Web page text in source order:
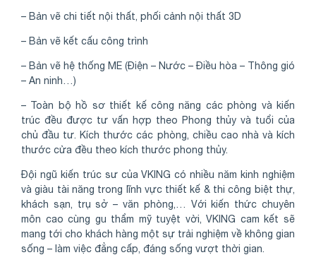
– Bản vẽ chi tiết nội thất, phối cảnh nội thất 3D
– Bản vẽ kết cấu công trình
– Bản vẽ hệ thống ME (Điện – Nước – Điều hòa – Thông gió
– An ninh…)
– Toàn bộ hồ sơ thiết kế công năng các phòng và kiến
trúc đều được tư vấn hợp theo Phong thủy và tuổi của
chủ đầu tư. Kích thước các phòng, chiều cao nhà và kích
thước cửa đều theo kích thước phong thủy.
Đội ngũ kiến trúc sư của VKING có nhiều năm kinh nghiệm
và giàu tài năng trong lĩnh vực thiết kế & thi công biệt thự,
khách sạn, trụ sở – văn phòng,… Với kiến thức chuyên
môn cao cùng gu thẩm mỹ tuyệt vời, VKING cam kết sẽ
mang tới cho khách hàng một sự trải nghiệm về không gian
sống – làm việc đẳng cấp, đáng sống vượt thời gian.